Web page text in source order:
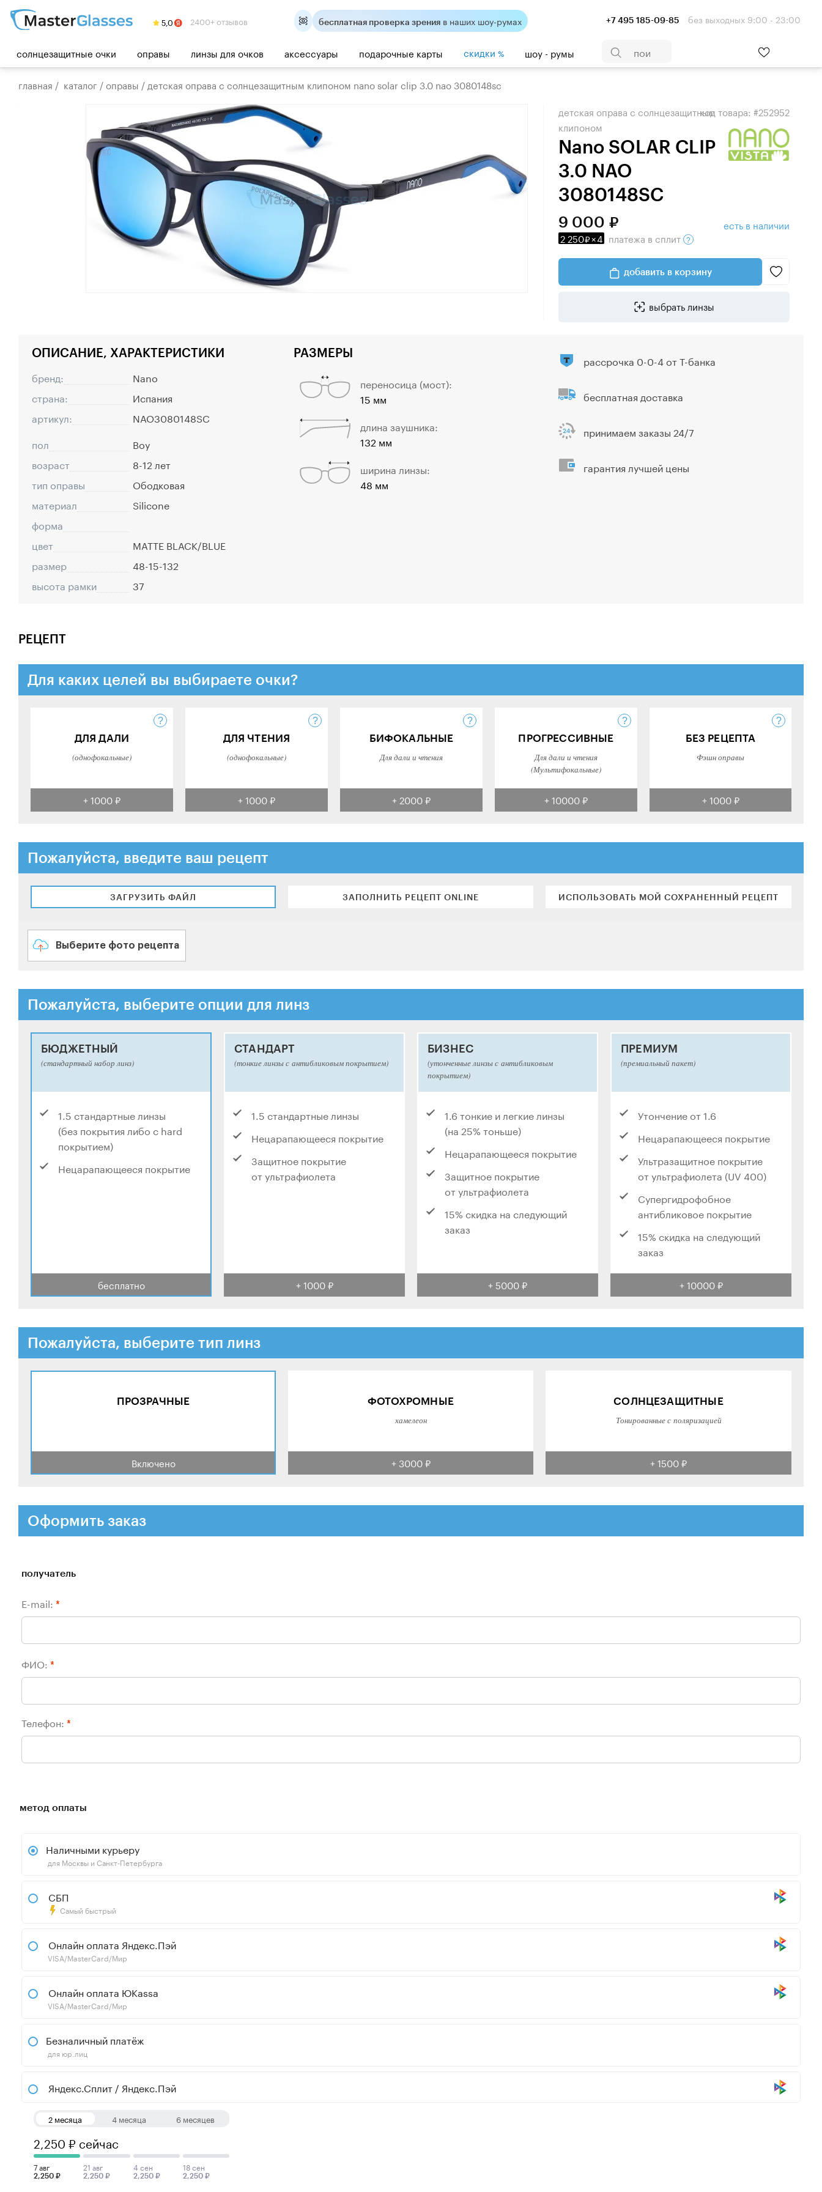
2400+ отзывов +7 495 185-09-85 без выходных 9:00 - 23:00
бесплатная проверка зрения в наших шоу-румах
солнцезащитные очки оправы линзы для очков аксессуары подарочные карты скидки % шоу - румы
главная / каталог /оправы / детская оправа с солнцезащитным клипоном nano solar clip 3.0 nao 3080148sc
детская оправа с солнцезащитным
клипоном
Nano SOLAR CLIP
3.0 NAO
3080148SC
код товара: #252952
9 000
2 250 ×4 платежа в сплит
есть в наличии
добавить в корзину
выбрать линзы
ОПИСАНИЕ, ХАРАКТЕРИСТИКИ
бренд:
Nano
страна:
Испания
артикул:
NAO3080148SC
пол
Boy
возраст
8-12 лет
тип оправы
Ободковая
материал
Silicone
форма
цвет
MATTE BLACK/BLUE
размер
48-15-132
высота рамки
37
РАЗМЕРЫ
переносица (мост):
15 мм
длина заушника:
132 мм
ширина линзы:
48 мм
рассрочка 0-0-4 от Т-банка
бесплатная доставка
принимаем заказы 24/7
гарантия лучшей цены
РЕЦЕПТ
Для каких целей вы выбираете очки?
ДЛЯ ДАЛИ
(однофокальные)
+ 1000 ₽
ДЛЯ ЧТЕНИЯ
(однофокальные)
+ 1000 ₽
БИФОКАЛЬНЫЕ
Для дали и чтения
+ 2000 ₽
ПРОГРЕССИВНЫЕ
Для дали и чтения
(Мультифокальные)
+ 10000 ₽
БЕЗ РЕЦЕПТА
Фэшн оправы
+ 1000 ₽
Пожалуйста, введите ваш рецепт
ЗАГРУЗИТЬ ФАЙЛ ЗАПОЛНИТЬ РЕЦЕПТ ONLINE ИСПОЛЬЗОВАТЬ МОЙ СОХРАНЕННЫЙ РЕЦЕПТ
Выберите фото рецепта
Пожалуйста, выберите опции для линз
БЮДЖЕТНЫЙ
(стандартный набор линз)
1.5 стандартные линзы
(без покрытия либо с hard
покрытием)
Нецарапающееся покрытие
бесплатно
СТАНДАРТ
(тонкие линзы с антибликовым покрытием)
1.5 стандартные линзы
Нецарапающееся покрытие
Защитное покрытие
от ультрафиолета
+ 1000 ₽
БИЗНЕС
(утонченные линзы с антибликовым
покрытием)
1.6 тонкие и легкие линзы
(на 25% тоньше)
Нецарапающееся покрытие
Защитное покрытие
от ультрафиолета
15% скидка на следующий
заказ
+ 5000 ₽
ПРЕМИУМ
(премиальный пакет)
Утончение от 1.6
Нецарапающееся покрытие
Ультразащитное покрытие
от ультрафиолета (UV 400)
Супергидрофобное
антибликовое покрытие
15% скидка на следующий
заказ
+ 10000 ₽
Пожалуйста, выберите тип линз
ПРОЗРАЧНЫЕ
Включено
ФОТОХРОМНЫЕ
хамелеон
+ 3000 ₽
СОЛНЦЕЗАЩИТНЫЕ
Тонированные с поляризацией
+ 1500 ₽
Оформить заказ
получатель
E-mail: *
ФИО: *
Телефон: *
метод оплаты
Наличными курьеру
для Москвы и Санкт-Петербурга
СБП
Самый быстрый
Онлайн оплата Яндекс.Пэй
VISA/MasterCard/Мир
Онлайн оплата ЮKassa
VISA/MasterCard/Мир
Безналичный платёж
для юр.лиц
Яндекс.Сплит / Яндекс.Пэй
2 месяца 4 месяца 6 месяцев
2,250 ₽ сейчас
7 авг
2,250 ₽
21 авг
2,250 ₽
4 сен
2,250 ₽
18 сен
2,250 ₽